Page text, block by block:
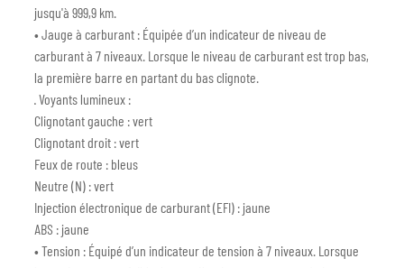
jusqu'à 999,9 km.
• Jauge à carburant : Équipée d’un indicateur de niveau de
carburant à 7 niveaux. Lorsque le niveau de carburant est trop bas,
la première barre en partant du bas clignote.
· Voyants lumineux :
Clignotant gauche : vert
Clignotant droit : vert
Feux de route : bleus
Neutre (N) : vert
Injection électronique de carburant (EFI) : jaune
ABS : jaune
• Tension : Équipé d’un indicateur de tension à 7 niveaux. Lorsque